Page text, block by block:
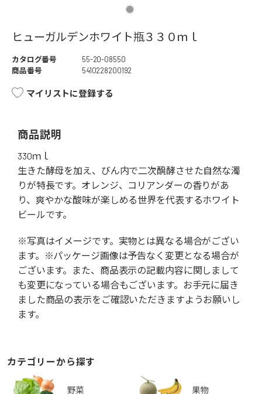
ヒューガルデンホワイト瓶３３０ｍｌ
カタログ番号
55-20-08550
商品番号
5410228200192
マイリストに登録する
商品説明
330ｍｌ
生きた酵母を加え、びん内で二次醗酵させた自然な濁
りが特長です。オレンジ、コリアンダーの香りがあ
り、爽やかな酸味が楽しめる世界を代表するホワイト
ビールです。
※写真はイメージです。実物とは異なる場合がござい
ます。※パッケージ画像は予告なく変更となる場合が
ございます。また、商品表示の記載内容に関しまして
も変更になっている場合もございます。お手元に届き
ました商品の表示をご確認いただきますようお願いし
ます。
カテゴリーから探す